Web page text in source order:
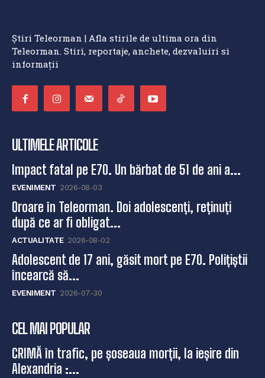
Știri Teleorman | Afla stirile de ultima ora din
Teleorman. Stiri, reportaje, anchete, dezvaluiri si
informații
ULTIMELE ARTICOLE
Impact fatal pe E70. Un bărbat de 51 de ani a...
EVENIMENT 2026-08-03
Oroare în Teleorman. Doi adolescenți, reținuți
după ce ar fi obligat...
ACTUALITATE 2026-08-02
Adolescent de 17 ani, găsit mort pe E70. Polițiștii
încearcă să...
EVENIMENT 2026-07-30
CEL MAI POPULAR
CRIMĂ în trafic, pe șoseaua morții, la ieșire din
Alexandria :...